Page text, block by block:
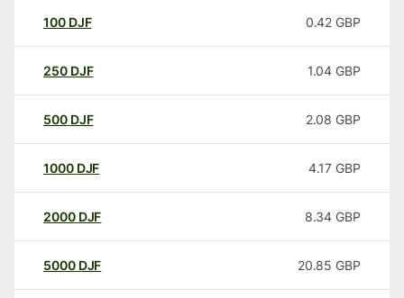
100 DJF 0.42 GBP
250 DJF 1.04 GBP
500 DJF 2.08 GBP
1000 DJF 4.17 GBP
2000 DJF 8.34 GBP
5000 DJF 20.85 GBP